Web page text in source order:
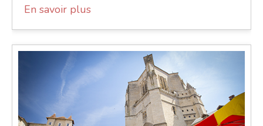
En savoir plus